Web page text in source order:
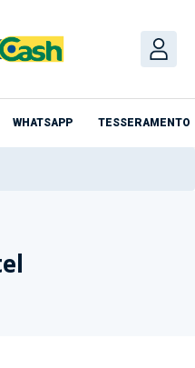
WHATSAPP TESSERAMENTO